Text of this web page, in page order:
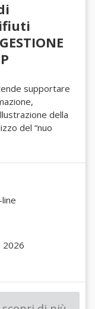
supportare
della
del “nuo
2026